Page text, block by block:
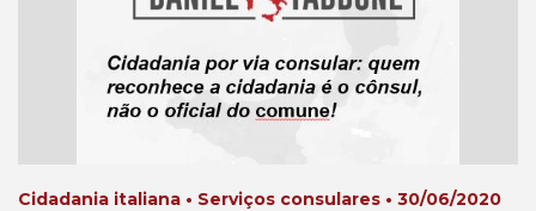
Cidadania italiana • Serviços consulares • 30/06/2020